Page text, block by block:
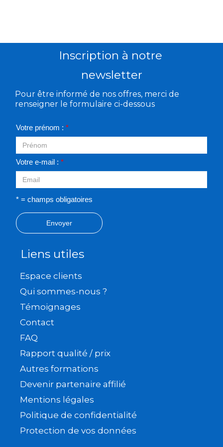
Inscription à notre
newsletter
Pour être informé de nos offres, merci de
renseigner le formulaire ci-dessous
Votre prénom : *
Votre e-mail : *
* = champs obligatoires
Envoyer
Liens utiles
Espace clients
Qui sommes-nous ?
Témoignages
Contact
FAQ
Rapport qualité / prix
Autres formations
Devenir partenaire affilié
Mentions légales
Politique de confidentialité
Protection de vos données